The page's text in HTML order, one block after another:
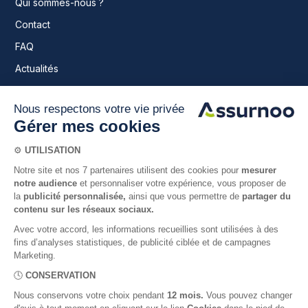
Qui sommes-nous ?
Contact
FAQ
Actualités
Nos offres
Retraitée investie
Retraité économe
Pré-retraitée prévoyante
Retraités sereins
Faire une simulation
Nos garanties et remboursements
Notre gestion
Espace adhérent